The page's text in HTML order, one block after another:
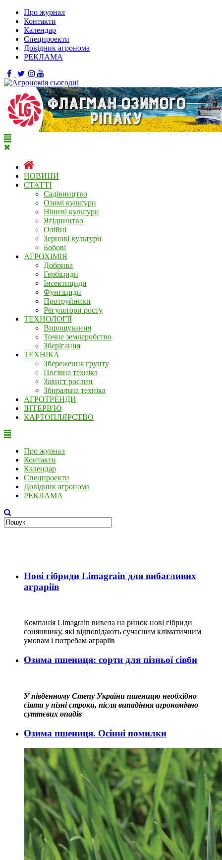
Про журнал
Контакти
Календар
Спецпроекти
Довідник агронома
РЕКЛАМА
НОВИНИ
СТАТТІ
Садівництво
Озимі культури
Нішеві культури
Ягідництво
Олійні
Зернові культури
Бобові
АГРОХІМІЯ
Добрива
Гербіциди
Інсектициди
Фунгіциди
Протруйники
Регулятори росту
ТЕХНОЛОГІЇ
Вирощування
Точне землеробство
Зберігання
ТЕХНІКА
Збереження грунту
Посівна техніка
Захист рослин
Збиральна техніка
АГРОТРЕНДИ
ІНТЕРВ'Ю
КАРТОПЛЯРСТВО
Про журнал
Контакти
Календар
Спецпроекти
Довідник агронома
РЕКЛАМА
Нові гібриди Limagrain для вибагливих
аграріїв
Компанія Limagrain вивела на ринок нові гібриди
соняшнику, які відповідають сучасним кліматичним
умовам і потребам аграріїв
Озима пшениця: сорти для пізньої сівби
У південному Степу України пшеницю необхідно
сіяти у пізні строки, після випадіння агрономічно
суттєвих опадів
Озима пшениця. Осінні помилки